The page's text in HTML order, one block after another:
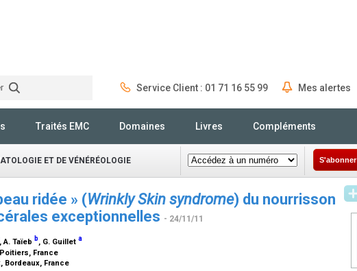
Service Client : 01 71 16 55 99 Mes alertes
Traités EMC Domaines Livres Compléments
ET DE VÉNÉRÉOLOGIE S'abonner
ridée » (Wrinkly Skin syndrome) du nourrisson
exceptionnelles - 24/11/11
, A. Taïeb b, G. Guillet a
France
Bordeaux, France